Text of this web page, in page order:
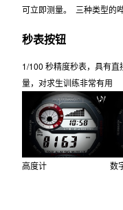
可立即测量。 三种类型的
秒表按钮
1/100 秒精度秒表，具有
量，对求生训练非常有用
高度计 数